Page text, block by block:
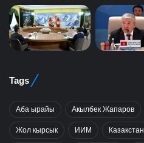
Tags
Аба ырайы Акылбек Жапаров
Жол кырсык ИИМ Казакстан